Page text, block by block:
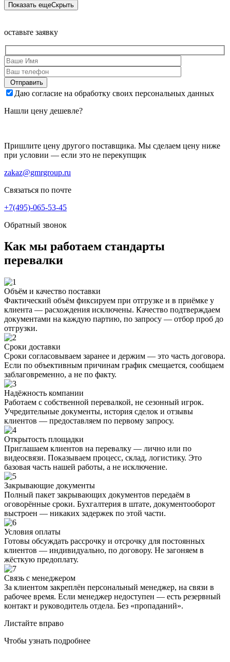
Показать ещеСкрыть
оставьте заявку
Отправить
Даю согласие на обработку своих персональных данных
Нашли цену дешевле?
Пришлите цену другого поставщика. Мы сделаем цену ниже
при условии — если это не перекупщик
zakaz@gmrgroup.ru
Связаться по почте
+7(495)-065-53-45
Обратный звонок
Как мы работаем стандарты
перевалки
Объём и качество поставки
Фактический объём фиксируем при отгрузке и в приёмке у
клиента — расхождения исключены. Качество подтверждаем
документами на каждую партию, по запросу — отбор проб до
отгрузки.
Сроки доставки
Сроки согласовываем заранее и держим — это часть договора.
Если по объективным причинам график смещается, сообщаем
заблаговременно, а не по факту.
Надёжность компании
Работаем с собственной перевалкой, не сезонный игрок.
Учредительные документы, история сделок и отзывы
клиентов — предоставляем по первому запросу.
Открытость площадки
Приглашаем клиентов на перевалку — лично или по
видеосвязи. Показываем процесс, склад, логистику. Это
базовая часть нашей работы, а не исключение.
Закрывающие документы
Полный пакет закрывающих документов передаём в
оговорённые сроки. Бухгалтерия в штате, документооборот
выстроен — никаких задержек по этой части.
Условия оплаты
Готовы обсуждать рассрочку и отсрочку для постоянных
клиентов — индивидуально, по договору. Не загоняем в
жёсткую предоплату.
Связь с менеджером
За клиентом закреплён персональный менеджер, на связи в
рабочее время. Если менеджер недоступен — есть резервный
контакт и руководитель отдела. Без «пропаданий».
Листайте вправо
Чтобы узнать подробнее